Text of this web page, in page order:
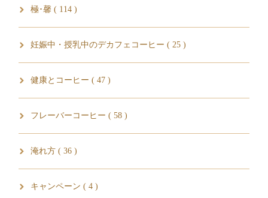
極･馨 ( 114 )
妊娠中・授乳中のデカフェコーヒー ( 25 )
健康とコーヒー ( 47 )
フレーバーコーヒー ( 58 )
淹れ方 ( 36 )
キャンペーン ( 4 )